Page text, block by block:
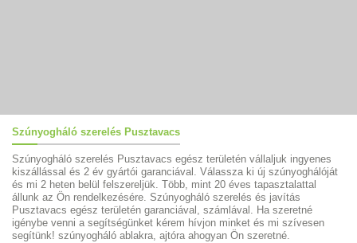
Szúnyogháló szerelés Pusztavacs
Szúnyogháló szerelés Pusztavacs egész területén vállaljuk ingyenes
kiszállással és 2 év gyártói garanciával. Válassza ki új szúnyoghálóját
és mi 2 heten belül felszereljük. Több, mint 20 éves tapasztalattal
állunk az Ön rendelkezésére. Szúnyogháló szerelés és javítás
Pusztavacs egész területén garanciával, számlával. Ha szeretné
igénybe venni a segítségünket kérem hívjon minket és mi szívesen
segítünk! szúnyogháló ablakra, ajtóra ahogyan Ön szeretné.